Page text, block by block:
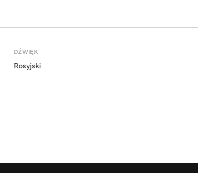
DŹWIĘK
Rosyjski